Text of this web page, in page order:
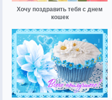
Хочу поздравить тебя с днем
кошек